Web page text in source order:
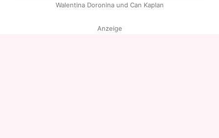
Walentina Doronina und Can Kaplan
Anzeige